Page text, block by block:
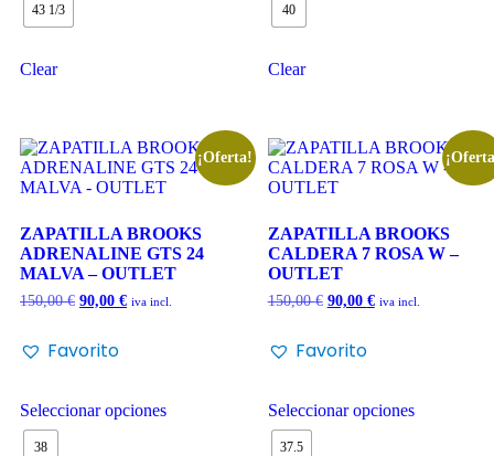
43 1/3
Clear
40
Clear
¡Oferta!
ZAPATILLA BROOKS
ADRENALINE GTS 24
MALVA – OUTLET
150,00€ 90,00 € iva incl.
Favorito
Seleccionar opciones
38
ZAPATILLA BROOKS
CALDERA 7 ROSA W –
OUTLET
150,00€ 90,00 € iva incl.
Favorito
Seleccionar opciones
37.5